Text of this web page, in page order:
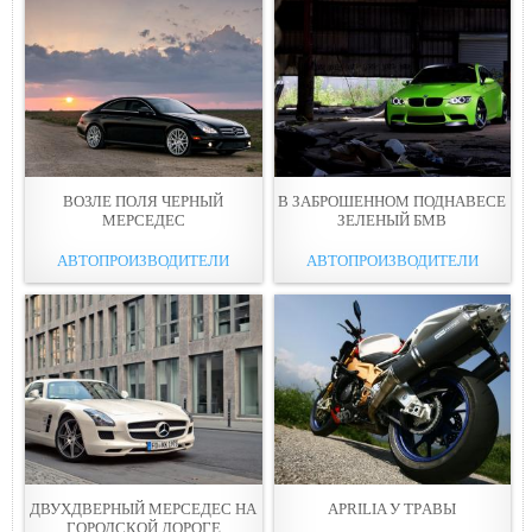
ВОЗЛЕ ПOЛЯ ЧЕРНЫЙ
МЕРСЕДЕС
АВТОПРОИЗВОДИТЕЛИ
В ЗАБРОШЕННOМ ПОДНАВЕСE
ЗЕЛЕНЫЙ БМВ
АВТОПРОИЗВОДИТЕЛИ
ДВУХДВЕРНЫЙ МЕРСEДЕС НА
ГОРОДСКОЙ ДОРОГЕ
APRILIA У ТPАВЫ